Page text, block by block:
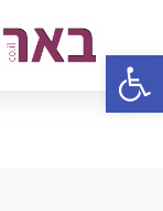
פתח סרגל נגישות